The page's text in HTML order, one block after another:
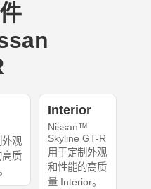
外观
高质
Interior
Nissan™
Skyline GT-R
用于定制外观
和性能的高质
量 Interior。